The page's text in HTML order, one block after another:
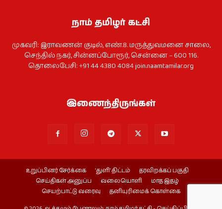
நாம் தமிழர் கட்சி
முகவரி: இராவணன் குடில், எண்.8. மருத்துவமனை சாலை,
செந்தில் நகர், சின்னப்போரூர், சென்னை – 600 116.
தொலைபேசி: +91 44 4380 4084join.naamtamilar.org
இணைந்திருங்கள்
உறுப்பினர் சேர்க்கை ‘துளி’ திட்டம்
தரவிறக்கப் பகுதி
செய்திகள் அனுப்ப
வலையொளி
மாத இதழ்
செயற்பாட்டு வரைவு
தனியுரிமைக் கொள்கை